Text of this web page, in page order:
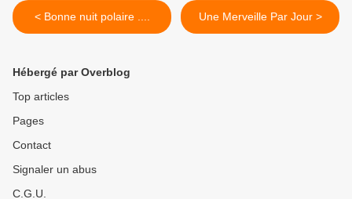
< Bonne nuit polaire .... Une Merveille Par Jour >
Hébergé par Overblog
Top articles
Pages
Contact
Signaler un abus
C.G.U.